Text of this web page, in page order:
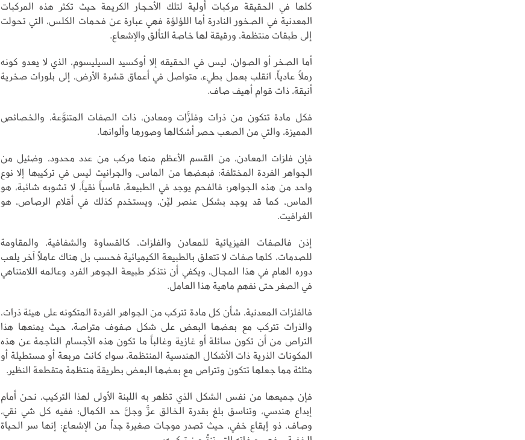
كلها في الحقيقة مركبات أولية لتلك الأحجار الكريمة حيث تكثر هذه المركبات
المعدنية في الصخور النادرة أما اللؤلؤة فهي عبارة عن فحمات الكلس، التي تحولت
إلى طبقات منتظمة، ورقيقة لها خاصة التألق والإشعاع.
أما الصخر أو الصوان، ليس في الحقيقه إلا أوكسيد السيليسوم، الذي لا يعدو كونه
رملاً عادياً، انقلب بعمل بطيء، متواصل في أعماق قشرة الأرض، إلى بلورات صخرية
أنيقة، ذات قوام أهيف صاف.
فكل مادة تتكون من ذرات وفلزَّات ومعادن، ذات الصفات المتنوَّعة، والخصائص
المميزة، والتي من الصعب حصر أشكالها وصورها وألوانها.
فإن فلزات المعادن، من القسم الأعظم منها مركب من عدد محدود، وضئيل من
الجواهر الفردة المختلفة: فبعضها من الماس، والجرانيت ليس في تركيبها إلا نوع
واحد من هذه الجواهر؛ فالفحم يوجد في الطبيعة، قاسياً نقياً، لا تشوبه شائبة، هو
الماس، كما قد يوجد بشكل عنصر ليِّن، ويستخدم كذلك في أقلام الرصاص، هو
الغرافيت.
إذن فالصفات الفيزيائية للمعادن والفلزات، كالقساوة والشفافية، والمقاومة
للصدمات، كلها صفات لا تتعلق بالطبيعة الكيميائية فحسب بل هناك عاملاً آخر يلعب
دوره الهام في هذا المجال، ويكفي أن نتذكر طبيعة الجوهر الفرد وعالمه اللامتناهي
في الصغر حتى نفهم ماهية هذا العامل.
فالفلزات المعدنية، شأن كل مادة تتركب من الجواهر الفردة المتكونه على هيئة ذرات،
والذرات تتركب مع بعضها البعض على شكل صفوف متراصة، حيث يمنعها هذا
التراص من أن تكون سائلة أو غازية وغالباً ما تكون هذه الأجسام الناجمة عن هذه
المكونات الذرية ذات الأشكال الهندسية المنتظمة، سواء كانت مربعة أو مستطيلة أو
مثلثة مما جعلها تتكون وتتراص مع بعضها البعض بطريقة منتظمة متقطعة النظير.
فإن جميعها من نفس الشكل الذي تظهر به اللبنة الأولى لهذا التركيب، نحن أمام
إبداع هندسي، وتناسق بلغ بقدرة الخالق عزَّ وجلَّ حد الكمال: ففيه كل شي نقي،
وصاف، ذو إيقاع خفي، حيث تصدر موجات صغيرة جداً من الإشعاع: إنها سر الحياة